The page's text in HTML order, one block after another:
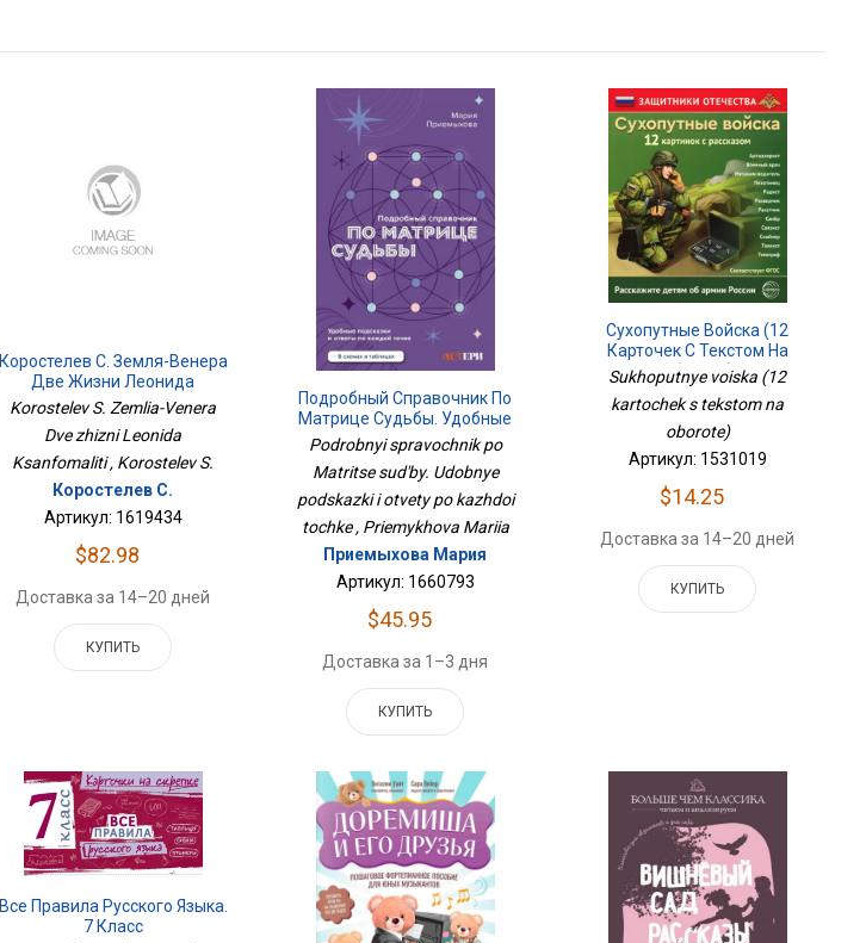
Коростелев С. Земля-Венера
Две Жизни Леонида
Ксанфомалити
Korostelev S. Zemlia-Venera
Dve zhizni Leonida
Ksanfomaliti , Korostelev S.
Коростелев С.
Артикул: 1619434
$82.98
Доставка за 14–20 дней
КУПИТЬ
Подробный Справочник По
Матрице Судьбы. Удобные
Подсказки И Ответы По
Каждой Точке
Podrobnyi spravochnik po
Matritse sud'by. Udobnye
podskazki i otvety po kazhdoi
tochke , Priemykhova Mariia
Приемыхова Мария
Артикул: 1660793
$45.95
Доставка за 1–3 дня
КУПИТЬ
Сухопутные Войска (12
Карточек С Текстом На
Обороте)
Sukhoputnye voiska (12
kartochek s tekstom na
oborote)
Артикул: 1531019
$14.25
Доставка за 14–20 дней
КУПИТЬ
Все Правила Русского Языка.
7 Класс